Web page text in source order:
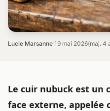
Lucie Marsanne·19 mai 2026(maj. 4
Le cuir nubuck est un
face externe, appelée